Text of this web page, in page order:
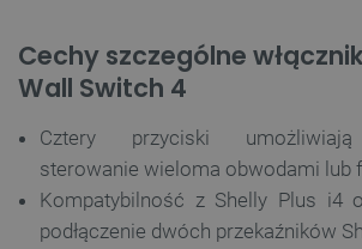
Cechy szczególne
Wall Switch 4
Cztery przyciski umożliwiają
sterowanie wieloma obwodami lub
Kompatybilność z Shelly Plus i4
podłączenie dwóch przekaźników